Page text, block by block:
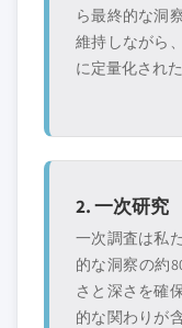
ら最終的な洞
維持しながら
に定量化され
2. 一次研究
一次調査は私
的な洞察の約
さと深さを確
的な関わりが